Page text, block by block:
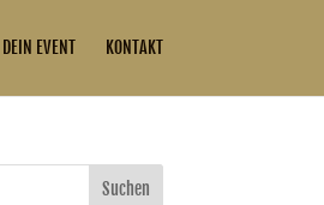
DEIN EVENT KONTAKT
Suchen